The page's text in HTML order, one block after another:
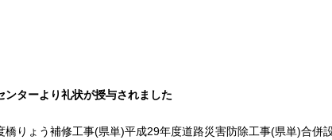
ターより礼状が授与されました
りょう補修工事(県単)平成29年度道路災害防除工事(県単)合併